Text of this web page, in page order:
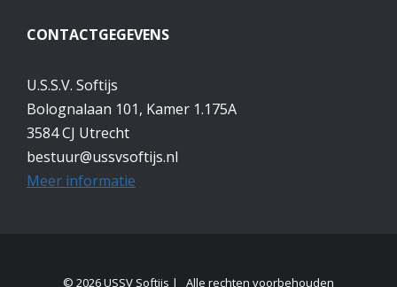
CONTACTGEGEVENS
U.S.S.V. Softijs
Bolognalaan 101, Kamer 1.175A
3584 CJ Utrecht
bestuur@ussvsoftijs.nl
Meer informatie
© 2026 USSV Softijs | Alle rechten voorbehouden